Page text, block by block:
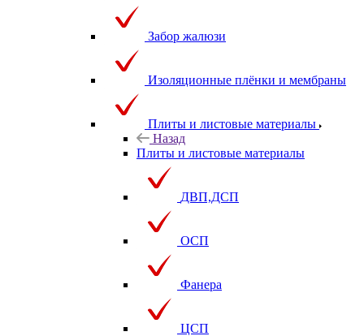
Забор жалюзи
Изоляционные плёнки и мембраны
Плиты и листовые материалы
Назад
Плиты и листовые материалы
ДВП,ДСП
ОСП
Фанера
ЦСП